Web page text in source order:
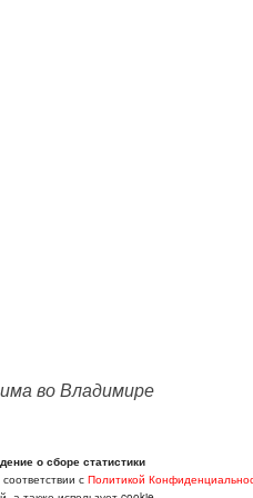
во Владимире
страну с момента
о сборе статистики
с Политикой